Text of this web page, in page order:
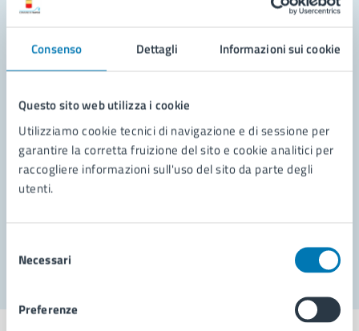
Consenso Dettagli Informazioni sui cookie
Questo sito web utilizza i cookie
Utilizziamo cookie tecnici di navigazione e di sessione per
garantire la corretta fruizione del sito e cookie analitici per
raccogliere informazioni sull'uso del sito da parte degli
utenti.
delNecessari
Preferenze
Contatta il comune
Leggi le domande frequenti
Richiedi assistenza
Prenota appuntamento